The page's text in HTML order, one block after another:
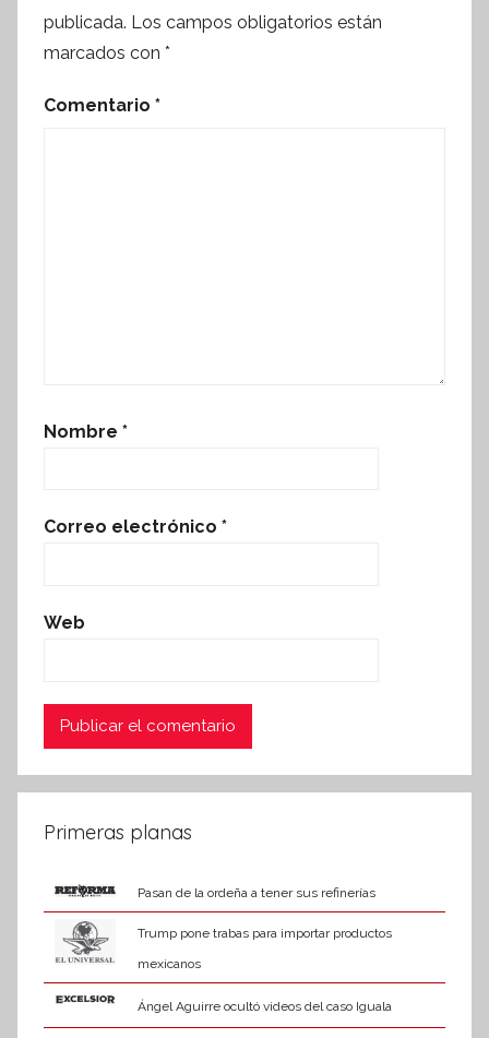
publicada. Los campos obligatorios están
marcados con *
Comentario *
Nombre *
Correo electrónico *
Web
Primeras planas
Pasan de la ordeña a tener sus refinerías
Trump pone trabas para importar productos
mexicanos
Ángel Aguirre ocultó videos del caso Iguala